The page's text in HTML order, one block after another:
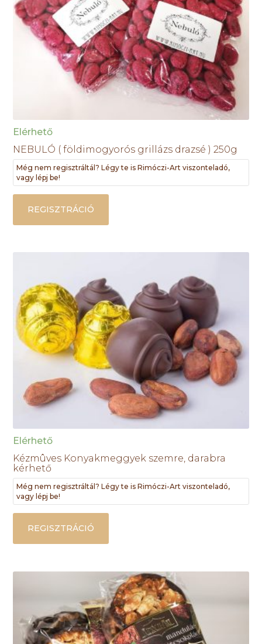
Elérhető
NEBULÓ ( földimogyorós grillázs drazsé ) 250g
Még nem regisztráltál? Légy te is Rimóczi-Art viszonteladó,
vagy lépj be!
REGISZTRÁCIÓ
Elérhető
Kézmûves Konyakmeggyek szemre, darabra
kérhető
Még nem regisztráltál? Légy te is Rimóczi-Art viszonteladó,
vagy lépj be!
REGISZTRÁCIÓ